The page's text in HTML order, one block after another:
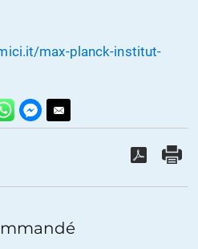
max-planck-institut-